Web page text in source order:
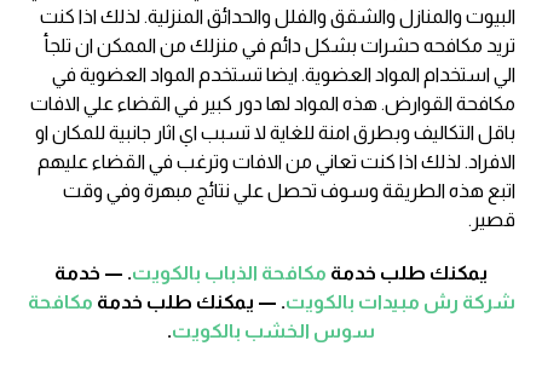
البيوت والمنازل والشقق والفلل والحدائق المنزلية. لذلك اذا كنت
تريد مكافحه حشرات بشكل دائم في منزلك من الممكن ان تلجأ
الي استخدام المواد العضوية. ايضا تستخدم المواد العضوية في
مكافحة القوارض. هذه المواد لها دور كبير في القضاء علي الافات
باقل التكاليف وبطرق امنة للغاية لا تسبب اي اثار جانبية للمكان او
الافراد. لذلك اذا كنت تعاني من الافات وترغب في القضاء عليهم
اتبع هذه الطريقة وسوف تحصل علي نتائج مبهرة وفي وقت
قصير.
يمكنك طلب خدمة مكافحة الذباب بالكويت. — خدمة
شركة رش مبيدات بالكويت. — يمكنك طلب خدمة مكافحة
سوس الخشب بالكويت.